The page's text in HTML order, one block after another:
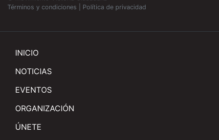
Términos y condiciones
Política de privacidad
INICIO
NOTICIAS
EVENTOS
ORGANIZACIÓN
ÚNETE